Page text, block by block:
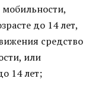
до 14 лет,
средство
или
14 лет;